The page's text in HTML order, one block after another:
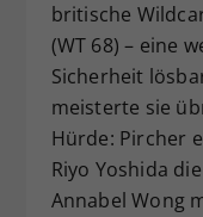
britische
(WT 68) – eine
Sicherheit
meisterte sie
Hürde: Pircher
Riyo Yoshida
Annabel Wong